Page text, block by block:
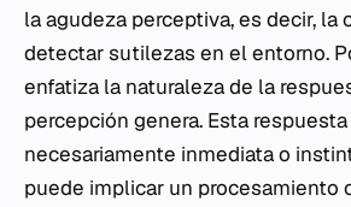
la agudeza perceptiva, es decir, la
detectar sutilezas en el entorno.
enfatiza la naturaleza de la
percepción genera. Esta
necesariamente inmediata o
puede implicar un procesamiento